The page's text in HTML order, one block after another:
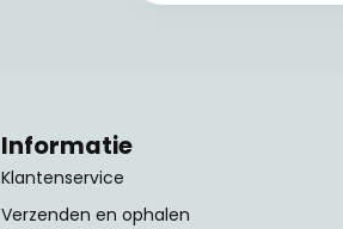
Informatie
Klantenservice
Verzenden en ophalen